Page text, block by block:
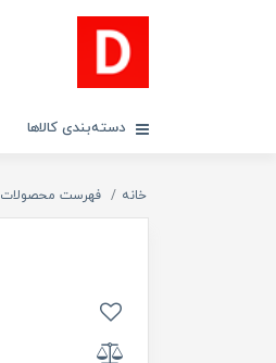
دسته‌بندی کالاها
خانه فهرست محصولات